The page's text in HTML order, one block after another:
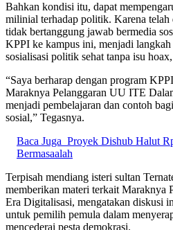
Bahkan kondisi itu, dapat
milinial terhadap politik. Karena
tidak bertanggung jawab bermedia
KPPI ke kampus ini, menjadi
sosialisasi politik sehat tanpa isu
“Saya berharap dengan program
Maraknya Pelanggaran UU ITE
menjadi pembelajaran dan contoh
sosial,” Tegasnya.
Baca Juga Proyek Dishub Halut
Bermasaalah
Terpisah mendiang isteri sultan
memberikan materi terkait Maraknya
Era Digitalisasi, mengatakan diskusi
untuk pemilih pemula dalam
mencederai pesta demokrasi.